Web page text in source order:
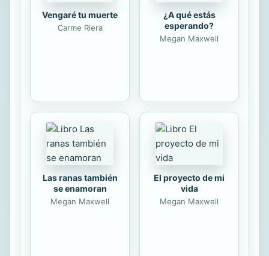
Madonna nació tres años después,
durante una visita familiar a Bay
Vengaré tu muerte
Carme Riera
¿A qué estás
esperando?
Megan Maxwell
Las ranas también
se enamoran
Megan Maxwell
El proyecto de mi
vida
Megan Maxwell